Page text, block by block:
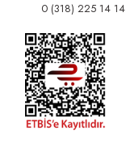
0 (318) 225 14 14